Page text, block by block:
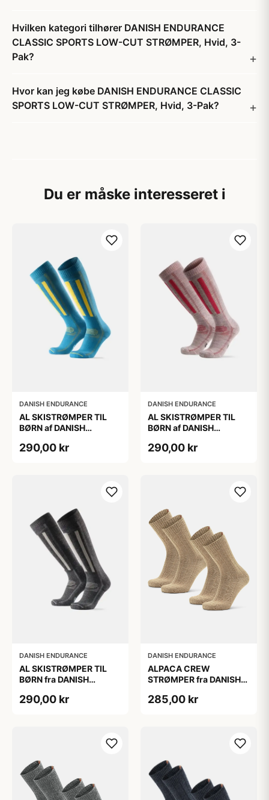
Hvilken kategori tilhører DANISH ENDURANCE
CLASSIC SPORTS LOW-CUT STRØMPER, Hvid, 3-
Pak?
Hvor kan jeg købe DANISH ENDURANCE CLASSIC
SPORTS LOW-CUT STRØMPER, Hvid, 3-Pak?
Du er måske interesseret i
DANISH ENDURANCE
AL SKISTRØMPER TIL
BØRN af DANISH
35-38
290,00 kr
DANISH ENDURANCE
AL SKISTRØMPER TIL
BØRN af DANISH
Lysegrå/Lyserød, 35-38
290,00 kr
DANISH ENDURANCE
AL SKISTRØMPER TIL
BØRN fra DANISH
Mørkegrå/Lysegrå, 35-
290,00 kr
DANISH ENDURANCE
ALPACA CREW
STRØMPER fra DANISH
38, Varm og åndbar
285,00 kr